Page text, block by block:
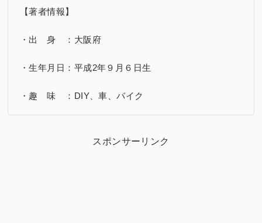
【著者情報】
・出 身 ：大阪府
・生年月日：平成2年９月６日生
・趣 味 ：DIY、車、バイク
スポンサーリンク